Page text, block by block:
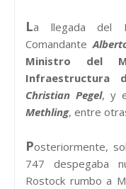
La llegada del
Comandante
Ministro del
Infraestructura
Christian Pegel, y
Methling, entre
Posteriormente,
747 despegaba
Rostock rumbo a